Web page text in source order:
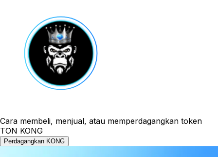
Cara membeli, menjual, atau memperdagangkan token
TON KONG
Perdagangkan KONG